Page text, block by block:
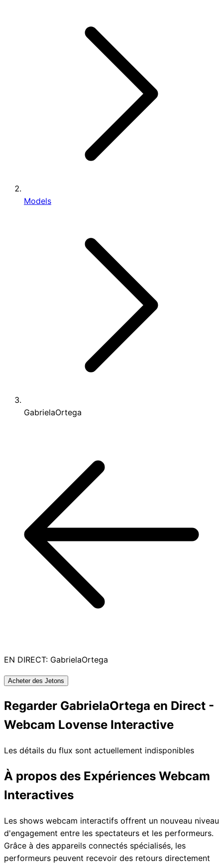
Models
GabrielaOrtega
EN DIRECT: GabrielaOrtega
Acheter des Jetons
Regarder GabrielaOrtega en Direct -
Webcam Lovense Interactive
Les détails du flux sont actuellement indisponibles
À propos des Expériences Webcam
Interactives
Les shows webcam interactifs offrent un nouveau niveau
d'engagement entre les spectateurs et les performeurs.
Grâce à des appareils connectés spécialisés, les
performeurs peuvent recevoir des retours directement